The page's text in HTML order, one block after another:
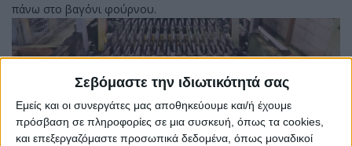
Σεβόμαστε την ιδιωτικότητά σας
Εμείς και οι συνεργάτες μας αποθηκεύουμε και/ή έχουμε
πρόσβαση σε πληροφορίες σε μια συσκευή, όπως τα cookies,
και επεξεργαζόμαστε προσωπικά δεδομένα, όπως μοναδικοί
πάνω στο βαγόνι φούρνου.